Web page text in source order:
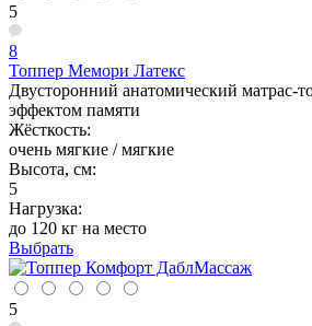
5
8
Топпер Мемори Латекс
Двусторонний анатомический матрас-
эффектом памяти
Жёсткость:
очень мягкие / мягкие
Высота, см:
5
Нагрузка:
до 120 кг на место
Выбрать
5